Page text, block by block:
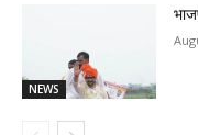
NEWS